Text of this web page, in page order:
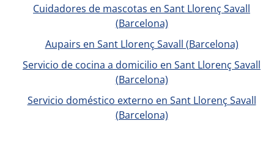
Cuidadores de mascotas en Sant Llorenç Savall
(Barcelona)
Aupairs en Sant Llorenç Savall (Barcelona)
Servicio de cocina a domicilio en Sant Llorenç Savall
(Barcelona)
Servicio doméstico externo en Sant Llorenç Savall
(Barcelona)